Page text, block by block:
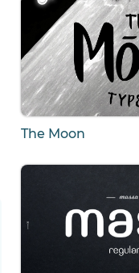
The Moon